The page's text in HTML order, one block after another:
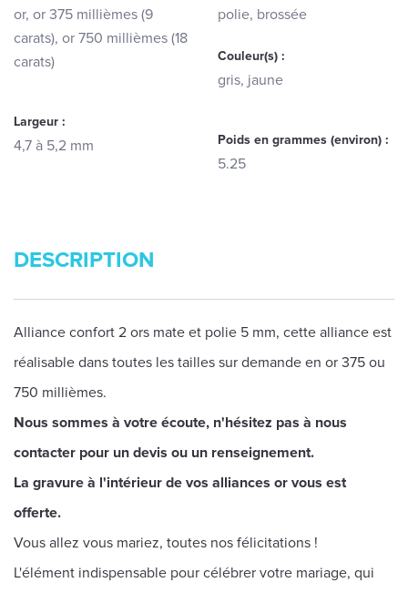
or, or 375 millièmes (9
carats), or 750 millièmes (18
carats)
polie, brossée
Couleur(s) :
gris, jaune
Largeur :
4,7 à 5,2 mm Poids en grammes (environ) :
5.25
DESCRIPTION
Alliance confort 2 ors mate et polie 5 mm, cette alliance est
réalisable dans toutes les tailles sur demande en or 375 ou
750 millièmes.
Nous sommes à votre écoute, n'hésitez pas à nous
contacter pour un devis ou un renseignement.
La gravure à l'intérieur de vos alliances or vous est
offerte.
Vous allez vous mariez, toutes nos félicitations !
L'élément indispensable pour célébrer votre mariage, qui